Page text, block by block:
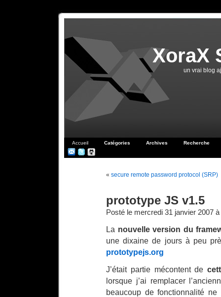
XoraX
un vrai blog
Accueil Catégories Archives Recherche
« secure remote password protocol (SRP)
prototype JS v1.5
Posté le mercredi 31 janvier 2007
La nouvelle version du
une dixaine de jours à peu
prototypejs.org
J’était partie mécontent de
lorsque j’ai remplacer
beaucoup de fonctionnalité